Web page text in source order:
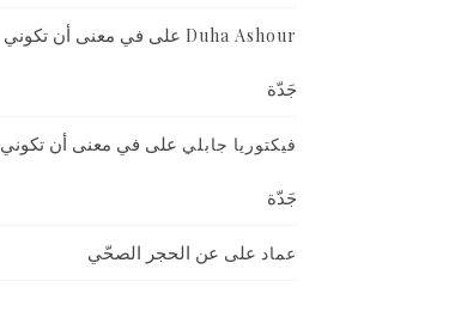
Duha Ashour على في معنى أن تكوني
جَدّة
فيكتوريا جابلي على في معنى أن تكوني
جَدّة
عماد على عن الحجر الصحّي